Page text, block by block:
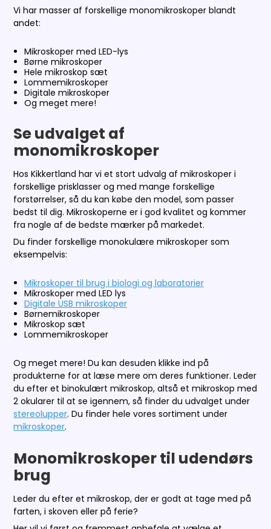
Vi har masser af forskellige monomikroskoper blandt
andet:
Mikroskoper med LED-lys
Børne mikroskoper
Hele mikroskop sæt
Lommemikroskoper
Digitale mikroskoper
Og meget mere!
Se udvalget af
monomikroskoper
Hos Kikkertland har vi et stort udvalg af mikroskoper i
forskellige prisklasser og med mange forskellige
forstørrelser, så du kan købe den model, som passer
bedst til dig. Mikroskoperne er i god kvalitet og kommer
fra nogle af de bedste mærker på markedet.
Du finder forskellige monokulære mikroskoper som
eksempelvis:
Mikroskoper til brug i biologi og laboratorier
Mikroskoper med LED lys
Digitale USB mikroskoper
Børnemikroskoper
Mikroskop sæt
Lommemikroskoper
Og meget mere! Du kan desuden klikke ind på
produkterne for at læse mere om deres funktioner. Leder
du efter et binokulært mikroskop, altså et mikroskop med
2 okularer til at se igennem, så finder du udvalget under
stereolupper. Du finder hele vores sortiment under
mikroskoper.
Monomikroskoper til udendørs
brug
Leder du efter et mikroskop, der er godt at tage med på
farten, i skoven eller på ferie?